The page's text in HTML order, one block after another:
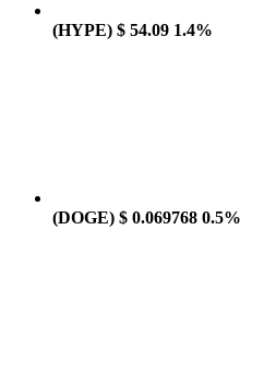
(HYPE) $ 54.09 1.4%
(DOGE) $ 0.069768 0.5%